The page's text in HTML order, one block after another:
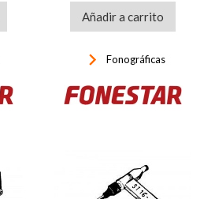
Añadir a carrito
keyboard_arrow_right Fonográficas